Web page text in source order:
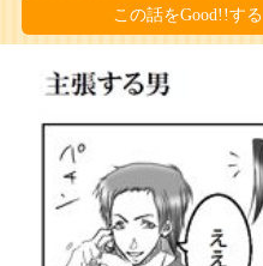
この話をGood!!する